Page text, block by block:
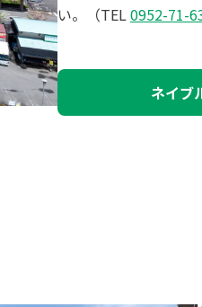
い。（TEL0952-71-
ネイブ